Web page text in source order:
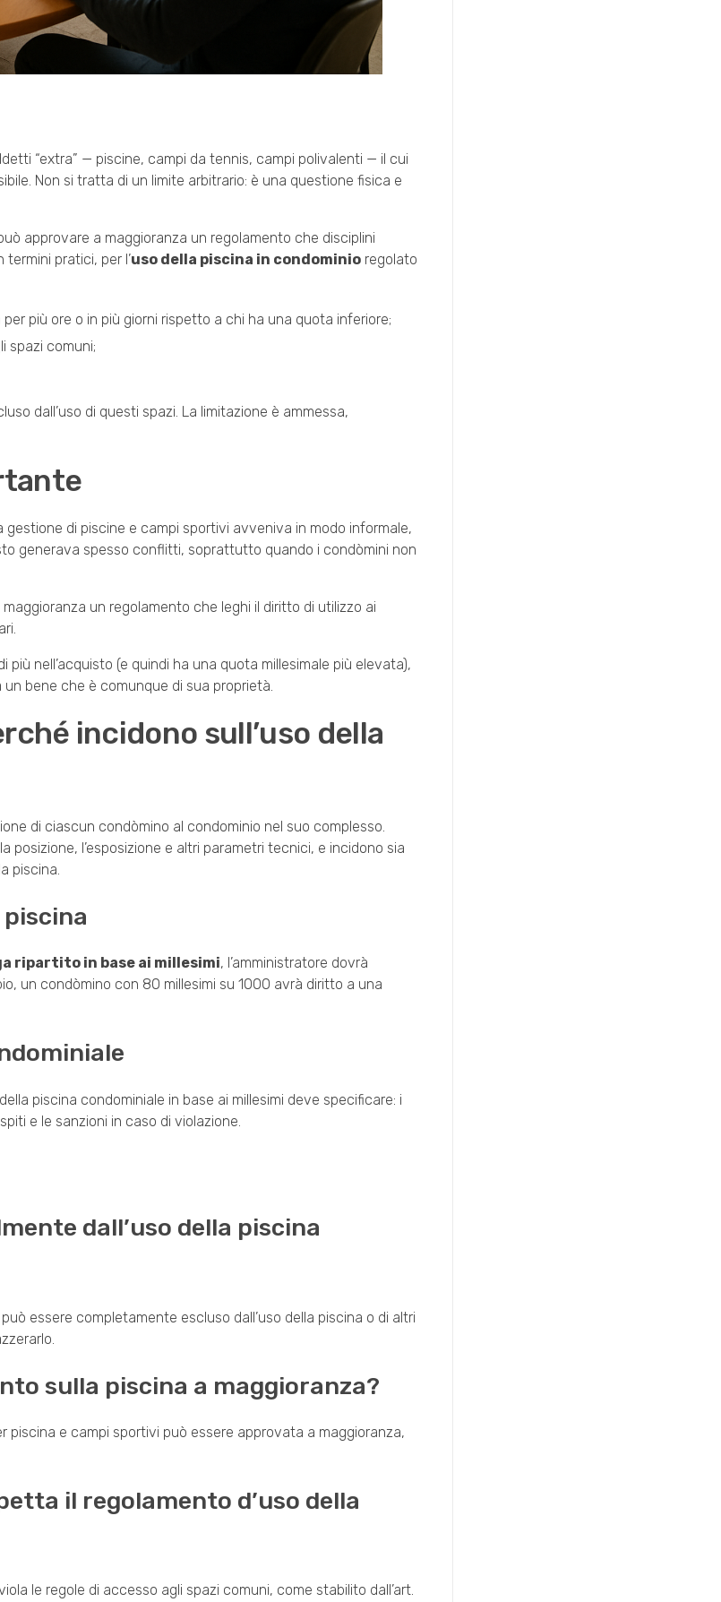
“extra” — piscine, campi da tennis, campi polivalenti — il cui
Non si tratta di un limite arbitrario: è una questione fisica e
approvare a maggioranza un regolamento che disciplini
termini pratici, per l’uso della piscina in condominio regolato
più ore o in più giorni rispetto a chi ha una quota inferiore;
spazi comuni;
dall’uso di questi spazi. La limitazione è ammessa,
di piscine e campi sportivi avveniva in modo informale,
generava spesso conflitti, soprattutto quando i condòmini non
un regolamento che leghi il diritto di utilizzo ai
nell’acquisto (e quindi ha una quota millesimale più elevata),
bene che è comunque di sua proprietà.
incidono sull’uso della
di ciascun condòmino al condominio nel suo complesso.
posizione, l’esposizione e altri parametri tecnici, e incidono sia
piscina.
piscina
ripartito in base ai millesimi, l’amministratore dovrà
un condòmino con 80 millesimi su 1000 avrà diritto a una
piscina condominiale in base ai millesimi deve specificare: i
e le sanzioni in caso di violazione.
dall’uso della piscina
essere completamente escluso dall’uso della piscina o di altri
sulla piscina a maggioranza?
piscina e campi sportivi può essere approvata a maggioranza,
il regolamento d’uso della
le regole di accesso agli spazi comuni, come stabilito dall’art.